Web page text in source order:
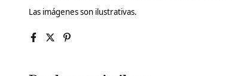
Las imágenes son ilustrativas.